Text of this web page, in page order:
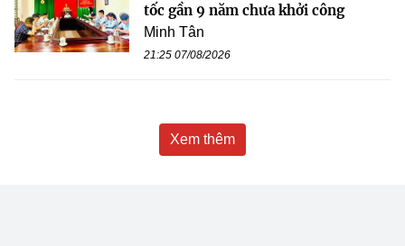
tốc gần 9 năm chưa khởi công
Minh Tân
21:25 07/08/2026
Xem thêm